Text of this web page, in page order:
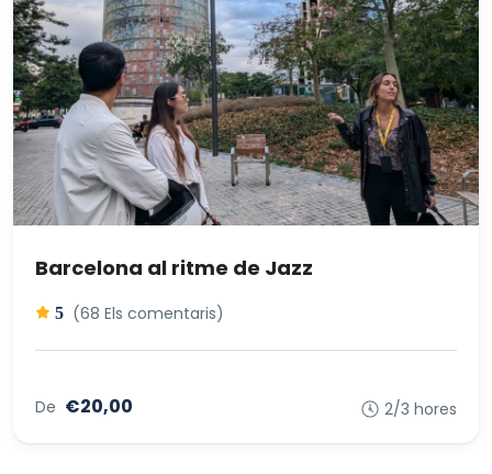
Barcelona al ritme de Jazz
5 (68 Els comentaris)
De €20,00 2/3 hores